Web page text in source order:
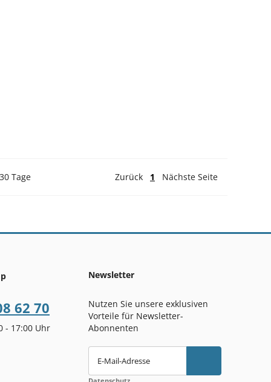
Tage Zurück 1 Nächste Seite
62 70
- 17:00 Uhr
Newsletter
Nutzen Sie unsere exklusiven
Vorteile für Newsletter-
Abonnenten
E-Mail-Adresse